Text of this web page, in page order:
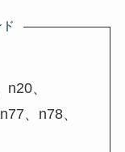
、
、n78、